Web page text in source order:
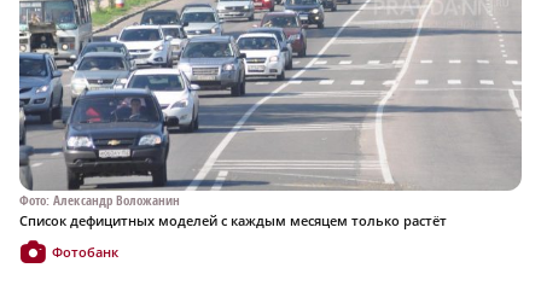
Фото: Александр Воложанин
Список дефицитных моделей с каждым месяцем только растёт
Фотобанк